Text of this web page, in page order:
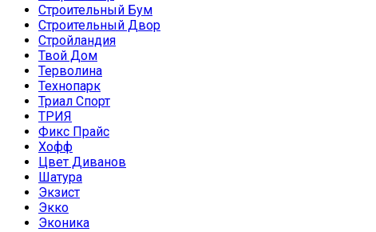
Строительный Бум
Строительный Двор
Стройландия
Твой Дом
Терволина
Технопарк
Триал Спорт
ТРИЯ
Фикс Прайс
Хофф
Цвет Диванов
Шатура
Экзист
Экко
Эконика